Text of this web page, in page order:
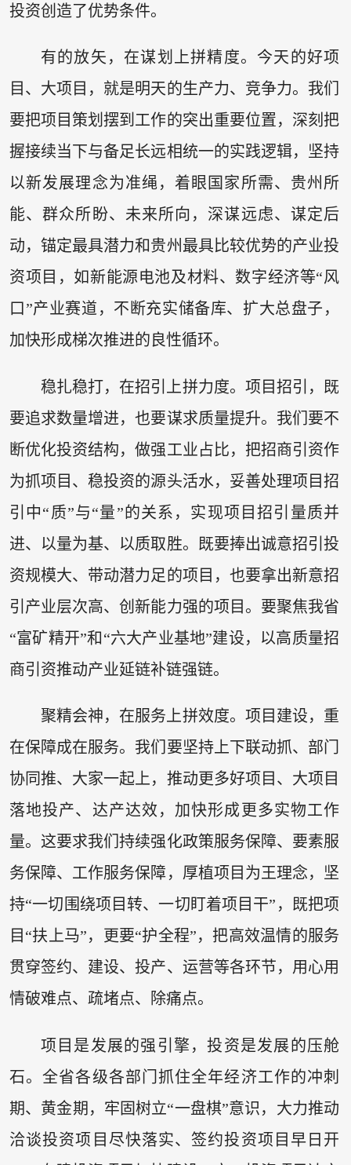
投资创造了优势条件。
有的放矢，在谋划上拼精度。今天的好项
目、大项目，就是明天的生产力、竞争力。我们
要把项目策划摆到工作的突出重要位置，深刻把
握接续当下与备足长远相统一的实践逻辑，坚持
以新发展理念为准绳，着眼国家所需、贵州所
能、群众所盼、未来所向，深谋远虑、谋定后
动，锚定最具潜力和贵州最具比较优势的产业投
资项目，如新能源电池及材料、数字经济等“风
口”产业赛道，不断充实储备库、扩大总盘子，
加快形成梯次推进的良性循环。
稳扎稳打，在招引上拼力度。项目招引，既
要追求数量增进，也要谋求质量提升。我们要不
断优化投资结构，做强工业占比，把招商引资作
为抓项目、稳投资的源头活水，妥善处理项目招
引中“质”与“量”的关系，实现项目招引量质并
进、以量为基、以质取胜。既要捧出诚意招引投
资规模大、带动潜力足的项目，也要拿出新意招
引产业层次高、创新能力强的项目。要聚焦我省
“富矿精开”和“六大产业基地”建设，以高质量招
商引资推动产业延链补链强链。
聚精会神，在服务上拼效度。项目建设，重
在保障成在服务。我们要坚持上下联动抓、部门
协同推、大家一起上，推动更多好项目、大项目
落地投产、达产达效，加快形成更多实物工作
量。这要求我们持续强化政策服务保障、要素服
务保障、工作服务保障，厚植项目为王理念，坚
持“一切围绕项目转、一切盯着项目干”，既把项
目“扶上马”，更要“护全程”，把高效温情的服务
贯穿签约、建设、投产、运营等各环节，用心用
情破难点、疏堵点、除痛点。
项目是发展的强引擎，投资是发展的压舱
石。全省各级各部门抓住全年经济工作的冲刺
期、黄金期，牢固树立“一盘棋”意识，大力推动
洽谈投资项目尽快落实、签约投资项目早日开